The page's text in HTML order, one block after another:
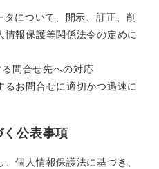
について、開示、訂正、削
情報保護等関係法令の定めに
問合せ先への対応
お問合せに適切かつ迅速に
公表事項
個人情報保護法に基づき、